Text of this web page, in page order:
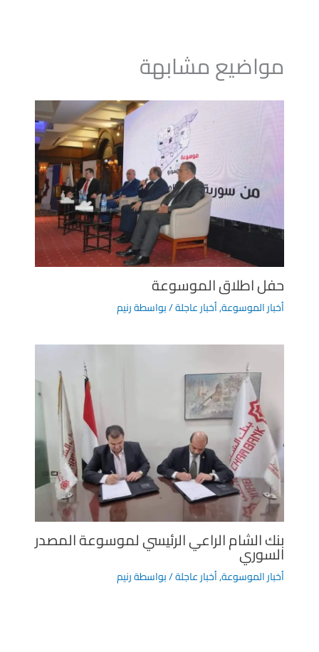
مواضيع مشابهة
حفل اطلاق الموسوعة
أخبار الموسوعة,أخبار عاجلة/ بواسطةرنيم
بنك الشام الراعي الرئيسي لموسوعة المصدر
السوري
أخبار الموسوعة,أخبار عاجلة/ بواسطةرنيم